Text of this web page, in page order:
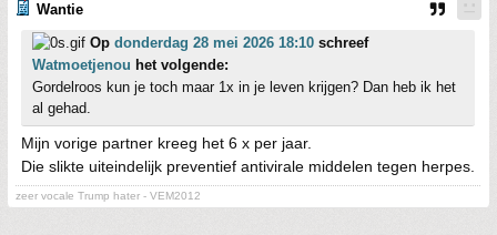
Wantie
Op donderdag 28 mei 2026 18:10 schreef
Watmoetjenou het volgende:
Gordelroos kun je toch maar 1x in je leven krijgen? Dan heb ik het
al gehad.
Mijn vorige partner kreeg het 6 x per jaar.
Die slikte uiteindelijk preventief antivirale middelen tegen herpes.
zeer vocale Trump hater - VEM2012